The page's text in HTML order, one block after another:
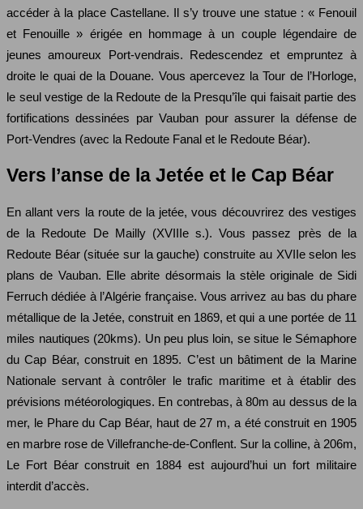
accéder à la place Castellane. Il s’y trouve une statue : « Fenouil
et Fenouille » érigée en hommage à un couple légendaire de
jeunes amoureux Port-vendrais. Redescendez et empruntez à
droite le quai de la Douane. Vous apercevez la Tour de l’Horloge,
le seul vestige de la Redoute de la Presqu’île qui faisait partie des
fortifications dessinées par Vauban pour assurer la défense de
Port-Vendres (avec la Redoute Fanal et le Redoute Béar).
Vers l’anse de la Jetée et le Cap Béar
En allant vers la route de la jetée, vous découvrirez des vestiges
de la Redoute De Mailly (XVIIIe s.). Vous passez près de la
Redoute Béar (située sur la gauche) construite au XVIIe selon les
plans de Vauban. Elle abrite désormais la stèle originale de Sidi
Ferruch dédiée à l’Algérie française. Vous arrivez au bas du phare
métallique de la Jetée, construit en 1869, et qui a une portée de 11
miles nautiques (20kms). Un peu plus loin, se situe le Sémaphore
du Cap Béar, construit en 1895. C’est un bâtiment de la Marine
Nationale servant à contrôler le trafic maritime et à établir des
prévisions météorologiques. En contrebas, à 80m au dessus de la
mer, le Phare du Cap Béar, haut de 27 m, a été construit en 1905
en marbre rose de Villefranche-de-Conflent. Sur la colline, à 206m,
Le Fort Béar construit en 1884 est aujourd’hui un fort militaire
interdit d’accès.